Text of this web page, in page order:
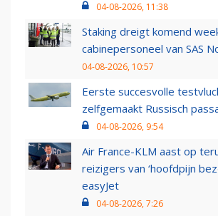
04-08-2026, 11:38
Staking dreigt komend
cabinepersoneel van SAS
04-08-2026, 10:57
Eerste succesvolle
zelfgemaakt Russisch
04-08-2026, 9:54
Air France-KLM aast op
reizigers van ‘hoofdpijn
easyJet
04-08-2026, 7:26